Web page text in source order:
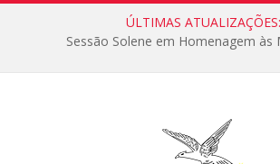
ÚLTIMAS ATUALIZAÇÕES:
Sessão Solene em Homenagem às